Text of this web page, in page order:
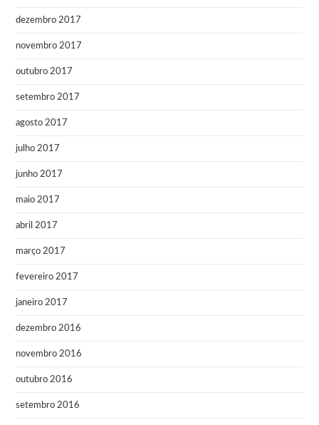
dezembro 2017
novembro 2017
outubro 2017
setembro 2017
agosto 2017
julho 2017
junho 2017
maio 2017
abril 2017
março 2017
fevereiro 2017
janeiro 2017
dezembro 2016
novembro 2016
outubro 2016
setembro 2016